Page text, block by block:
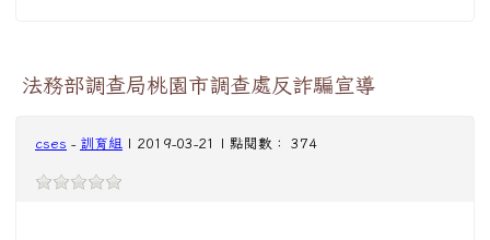
法務部調查局桃園市調查處反詐騙宣導
cses - 訓育組 | 2019-03-21 | 點閱數： 374